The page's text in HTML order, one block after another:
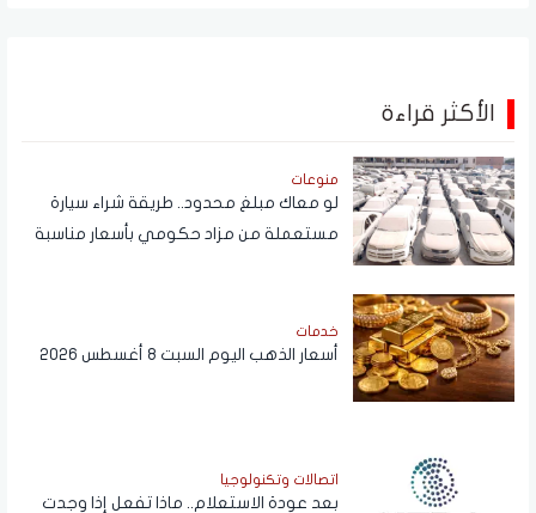
الأكثر قراءة
منوعات
لو معاك مبلغ محدود.. طريقة شراء سيارة
مستعملة من مزاد حكومي بأسعار مناسبة
خدمات
أسعار الذهب اليوم السبت 8 أغسطس 2026
اتصالات وتكنولوجيا
بعد عودة الاستعلام.. ماذا تفعل إذا وجدت